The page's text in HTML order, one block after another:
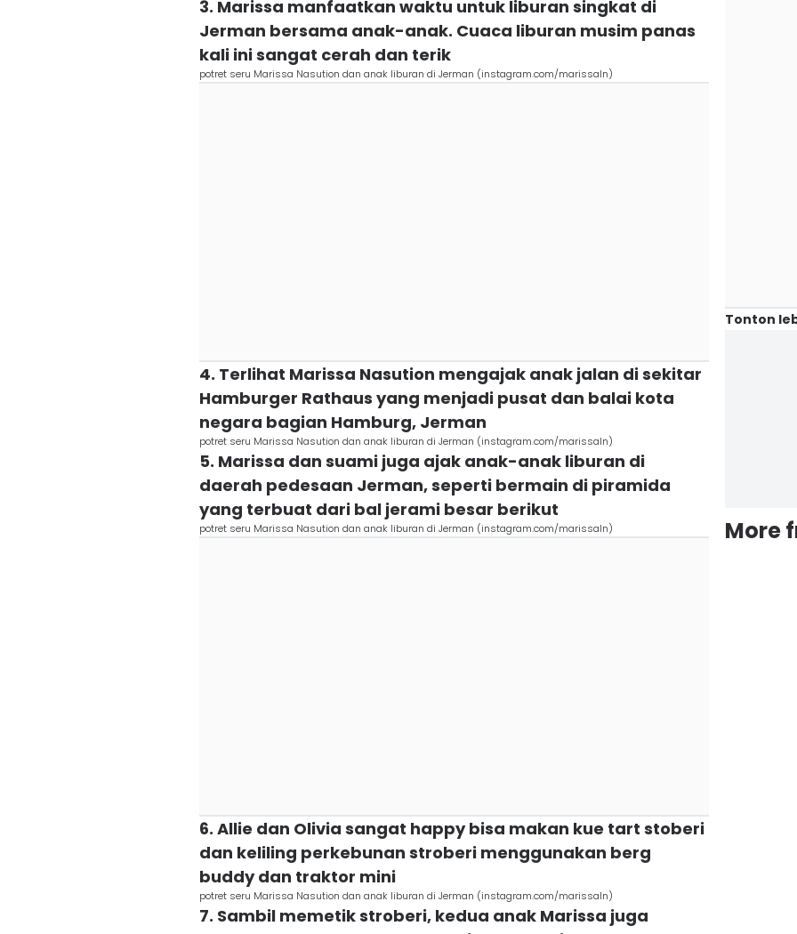
3. Marissa manfaatkan waktu untuk liburan singkat di
Jerman bersama anak-anak. Cuaca liburan musim panas
kali ini sangat cerah dan terik
potret seru Marissa Nasution dan anak liburan di Jerman (instagram.com/marissaln)
4. Terlihat Marissa Nasution mengajak anak jalan di sekitar
Hamburger Rathaus yang menjadi pusat dan balai kota
negara bagian Hamburg, Jerman
potret seru Marissa Nasution dan anak liburan di Jerman (instagram.com/marissaln)
5. Marissa dan suami juga ajak anak-anak liburan di
daerah pedesaan Jerman, seperti bermain di piramida
yang terbuat dari bal jerami besar berikut
potret seru Marissa Nasution dan anak liburan di Jerman (instagram.com/marissaln)
6. Allie dan Olivia sangat happy bisa makan kue tart stoberi
dan keliling perkebunan stroberi menggunakan berg
buddy dan traktor mini
potret seru Marissa Nasution dan anak liburan di Jerman (instagram.com/marissaln)
7. Sambil memetik stroberi, kedua anak Marissa juga
Tonton
More